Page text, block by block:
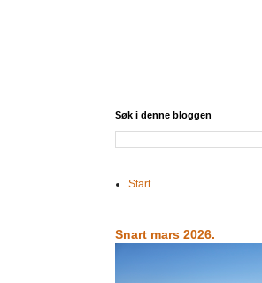
Søk i denne bloggen
Start
Snart mars 2026.